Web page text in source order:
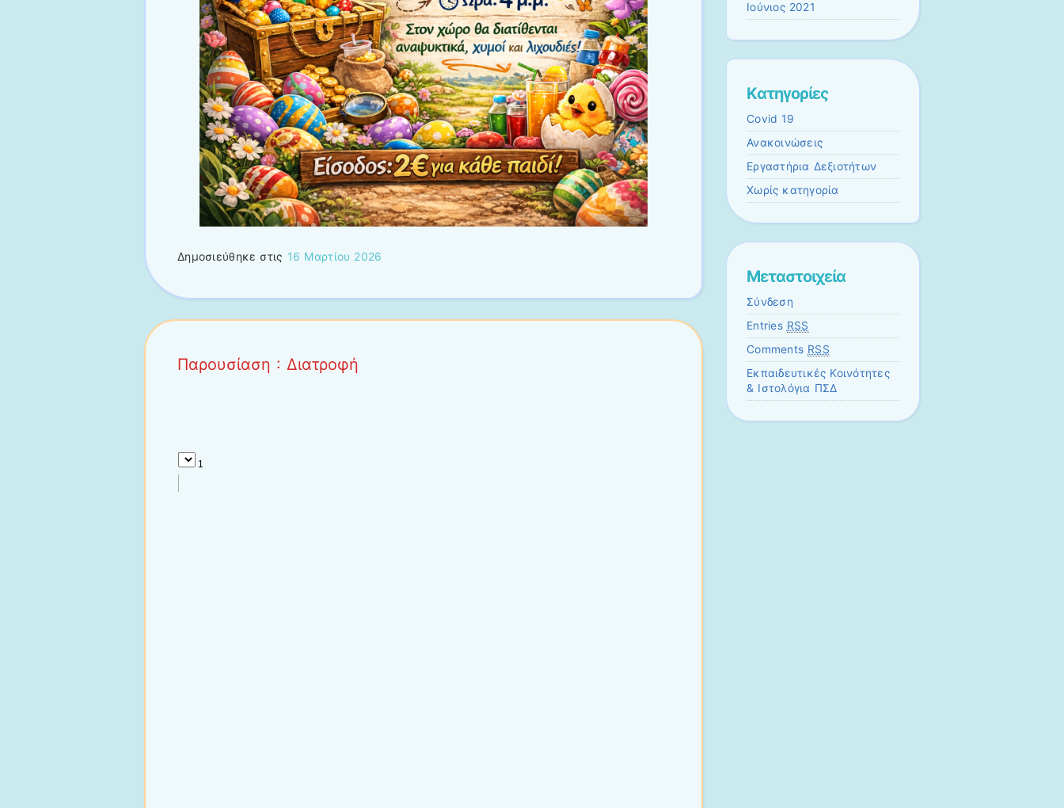
Δημοσιεύθηκε στις 16 Μαρτίου 2026
Παρουσίαση : Διατροφή
Ιούνιος 2021
Kατηγορίες
Covid 19
Ανακοινώσεις
Εργαστήρια Δεξιοτήτων
Χωρίς κατηγορία
Μεταστοιχεία
Σύνδεση
Entries RSS
Comments RSS
Εκπαιδευτικές Κοινότητες
& Ιστολόγια ΠΣΔ